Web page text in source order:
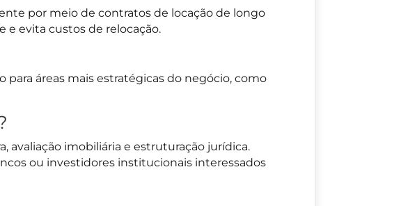
por meio de contratos de locação de longo
e evita custos de relocação.
áreas mais estratégicas do negócio, como
avaliação imobiliária e estruturação jurídica.
ou investidores institucionais interessados